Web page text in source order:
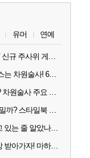
유머 연예
"생각보다 재밌네" 신규 주사위 게임 티카투카 호평
신규 남요즈 클래스는 차원술사! 6월 20일 로아온 썸머 정리
쉽고 강한 세팅은? 차원술사 주요 빌드와 스킬 코드
남요즈, 어떻게 꾸밀까? 스타일북 인기 차원술사 커스터마이즈
성자라도 상대하고 있는 줄 알았나? 벨가르딘 이모저모
미니게임하고 보상 받아가자! 마하라카 썸머 캠프 할 일은?